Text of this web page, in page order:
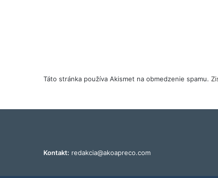
Táto stránka používa Akismet na obmedzenie spamu.
Kontakt: redakcia@akoapreco.com